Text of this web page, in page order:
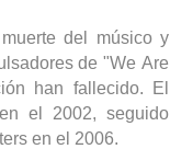
del músico y
de "We Are
han fallecido. El
el 2002, seguido
en el 2006.